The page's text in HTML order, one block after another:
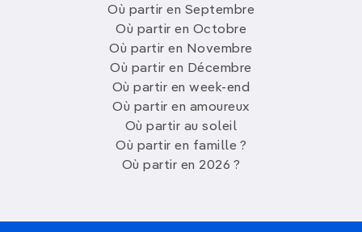
Où partir en Septembre
Où partir en Octobre
Où partir en Novembre
Où partir en Décembre
Où partir en week-end
Où partir en amoureux
Où partir au soleil
Où partir en famille ?
Où partir en 2026 ?